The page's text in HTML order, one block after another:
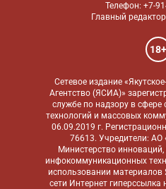
Телефон: +7-
Главный
18+
Сетевое издание
Агентство (ЯСИА)»
службе по надзору в
технологий и массовых
06.09.2019 г.
76613. Учредители:
Министерство
инфокоммуникационных
использовании
сети Интернет гиперссылка